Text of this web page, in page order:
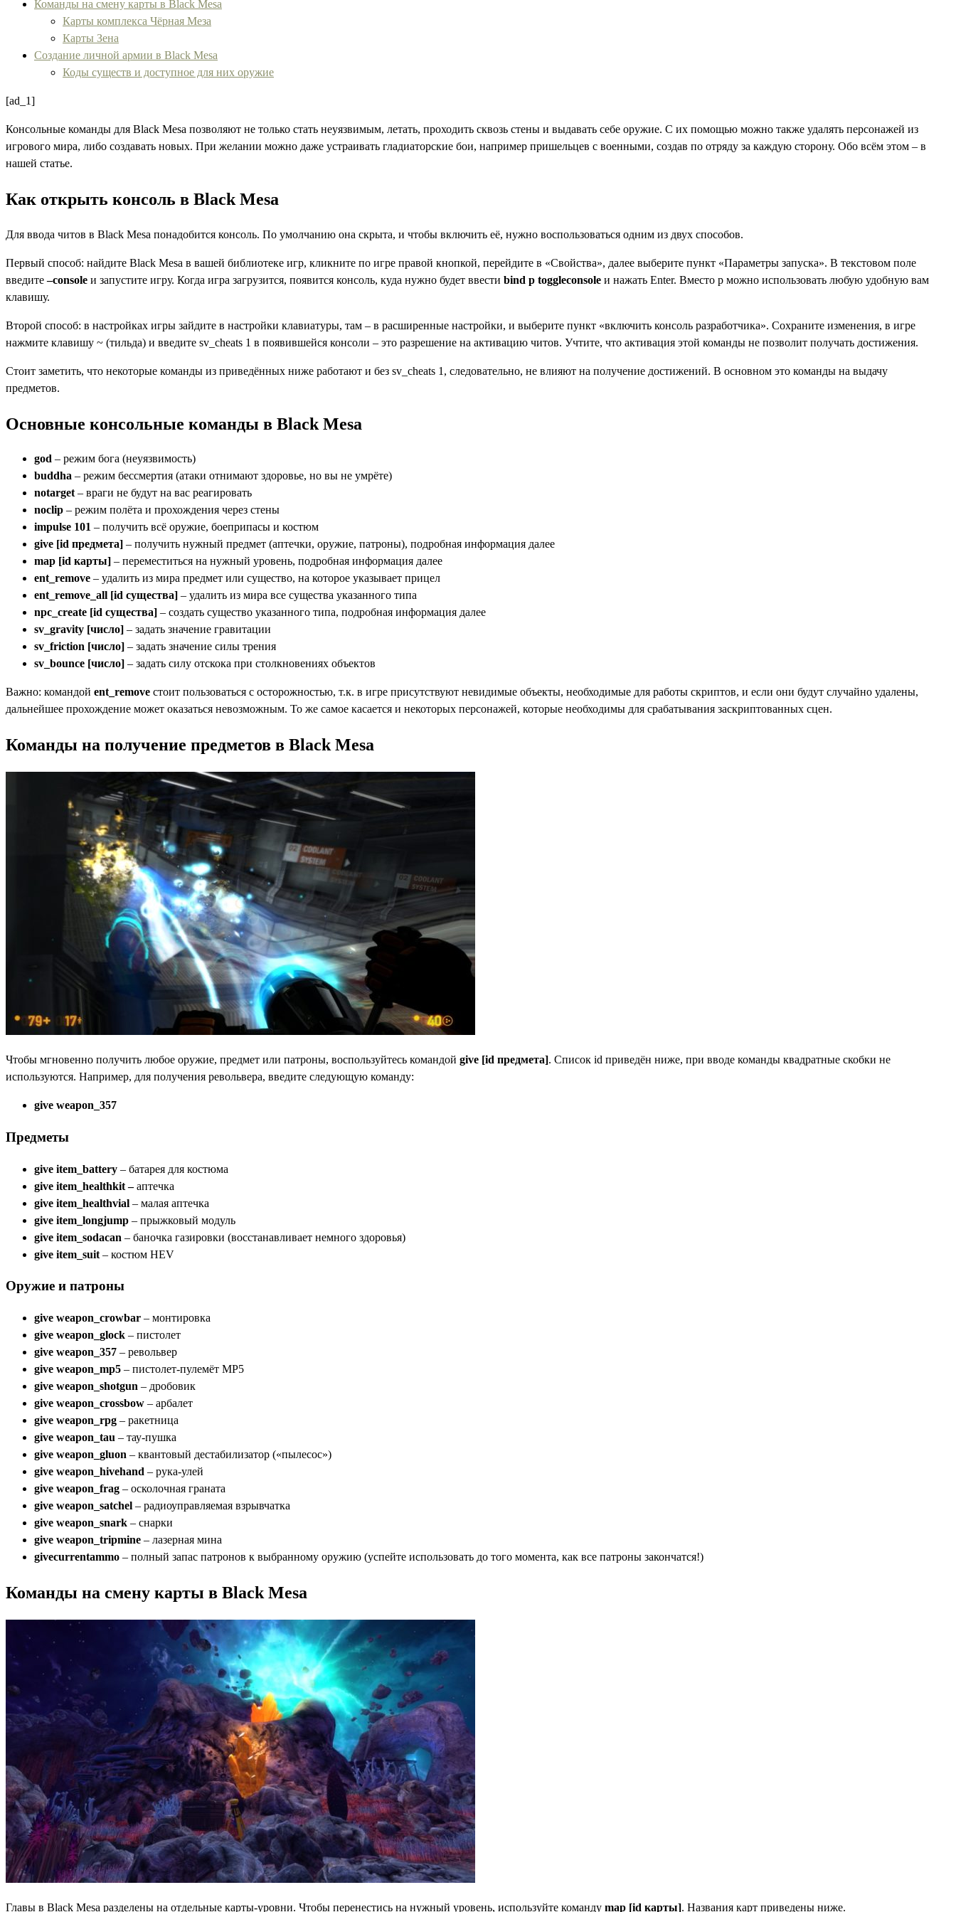
Команды на смену карты в Black Mesa
Карты комплекса Чёрная Меза
Карты Зена
Создание личной армии в Black Mesa
Коды существ и доступное для них оружие
[ad_1]
Консольные команды для Black Mesa позволяют не только стать неуязвимым, летать, проходить сквозь стены и выдавать себе оружие. С их помощью можно также удалять персонажей из
игрового мира, либо создавать новых. При желании можно даже устраивать гладиаторские бои, например пришельцев с военными, создав по отряду за каждую сторону. Обо всём этом – в
нашей статье.
Как открыть консоль в Black Mesa
Для ввода читов в Black Mesa понадобится консоль. По умолчанию она скрыта, и чтобы включить её, нужно воспользоваться одним из двух способов.
Первый способ: найдите Black Mesa в вашей библиотеке игр, кликните по игре правой кнопкой, перейдите в «Свойства», далее выберите пункт «Параметры запуска». В текстовом поле
введите–console и запустите игру. Когда игра загрузится, появится консоль, куда нужно будет ввести bind p toggleconsole и нажать Enter. Вместо p можно использовать любую удобную вам
клавишу.
Второй способ: в настройках игры зайдите в настройки клавиатуры, там – в расширенные настройки, и выберите пункт «включить консоль разработчика». Сохраните изменения, в игре
нажмите клавишу ~ (тильда) и введите sv_cheats 1 в появившейся консоли – это разрешение на активацию читов. Учтите, что активация этой команды не позволит получать достижения.
Стоит заметить, что некоторые команды из приведённых ниже работают и без sv_cheats 1, следовательно, не влияют на получение достижений. В основном это команды на выдачу
предметов.
Основные консольные команды в Black Mesa
god – режим бога (неуязвимость)
buddha – режим бессмертия (атаки отнимают здоровье, но вы не умрёте)
notarget– враги не будут на вас реагировать
noclip – режим полёта и прохождения через стены
impulse 101 – получить всё оружие, боеприпасы и костюм
give [id предмета] – получить нужный предмет (аптечки, оружие, патроны), подробная информация далее
map [id карты] – переместиться на нужный уровень, подробная информация далее
ent_remove – удалить из мира предмет или существо, на которое указывает прицел
ent_remove_all [id существа] – удалить из мира все существа указанного типа
npc_create [id существа] – создать существо указанного типа, подробная информация далее
sv_gravity [число] – задать значение гравитации
sv_friction [число] – задать значение силы трения
sv_bounce [число] – задать силу отскока при столкновениях объектов
Важно: командой ent_remove стоит пользоваться с осторожностью, т.к. в игре присутствуют невидимые объекты, необходимые для работы скриптов, и если они будут случайно удалены,
дальнейшее прохождение может оказаться невозможным. То же самое касается и некоторых персонажей, которые необходимы для срабатывания заскриптованных сцен.
Команды на получение предметов в Black Mesa
Чтобы мгновенно получить любое оружие, предмет или патроны, воспользуйтесь командой give [id предмета]. Список id приведён ниже, при вводе команды квадратные скобки не
используются. Например, для получения револьвера, введите следующую команду:
give weapon_357
Предметы
give item_battery – батарея для костюма
give item_healthkit –аптечка
give item_healthvial – малая аптечка
give item_longjump – прыжковый модуль
give item_sodacan – баночка газировки (восстанавливает немного здоровья)
give item_suit – костюм HEV
Оружие и патроны
give weapon_crowbar – монтировка
give weapon_glock – пистолет
give weapon_357 – револьвер
give weapon_mp5 – пистолет-пулемёт MP5
give weapon_shotgun – дробовик
give weapon_crossbow – арбалет
give weapon_rpg – ракетница
give weapon_tau – тау-пушка
give weapon_gluon – квантовый дестабилизатор («пылесос»)
give weapon_hivehand – рука-улей
give weapon_frag – осколочная граната
give weapon_satchel – радиоуправляемая взрывчатка
give weapon_snark – снарки
give weapon_tripmine – лазерная мина
givecurrentammo – полный запас патронов к выбранному оружию (успейте использовать до того момента, как все патроны закончатся!)
Команды на смену карты в Black Mesa
Главы в Black Mesa разделены на отдельные карты-уровни. Чтобы перенестись на нужный уровень, используйте команду map [id карты]. Названия карт приведены ниже.